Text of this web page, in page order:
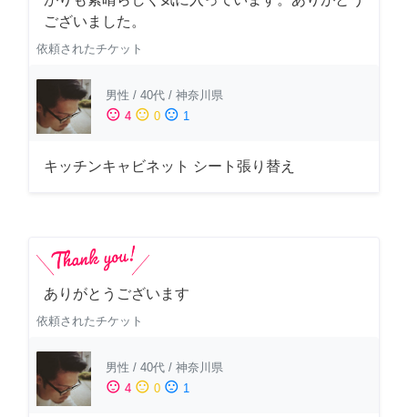
ございました。
依頼されたチケット
男性 / 40代 / 神奈川県
sentiment_satisfied 4 sentiment_neutral 0 sentiment_dissatisfied 1
キッチンキャビネット シート張り替え
ありがとうございます
依頼されたチケット
男性 / 40代 / 神奈川県
sentiment_satisfied 4 sentiment_neutral 0 sentiment_dissatisfied 1